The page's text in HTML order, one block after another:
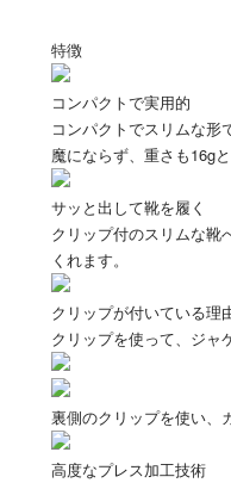
特徴
コンパクトで実用的
コンパクトでスリムな
魔にならず、重さも16g
サッと出して靴を履く
クリップ付のスリムな靴
くれます。
クリップが付いている理
クリップを使って、ジャ
裏側のクリップを使い、
高度なプレス加工技術